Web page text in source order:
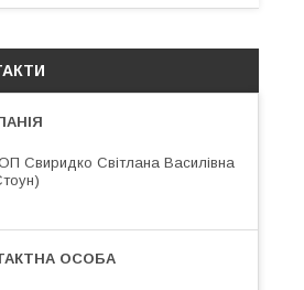
Свиридко Світлана Василівна